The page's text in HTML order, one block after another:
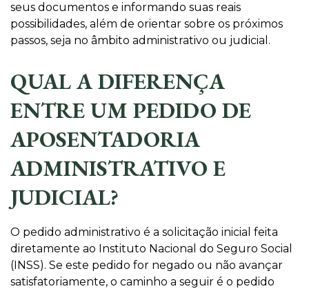
seus documentos e informando suas reais
possibilidades, além de orientar sobre os próximos
passos, seja no âmbito administrativo ou judicial.
QUAL A DIFERENÇA
ENTRE UM PEDIDO DE
APOSENTADORIA
ADMINISTRATIVO E
JUDICIAL?
O pedido administrativo é a solicitação inicial feita
diretamente ao Instituto Nacional do Seguro Social
(INSS). Se este pedido for negado ou não avançar
satisfatoriamente, o caminho a seguir é o pedido